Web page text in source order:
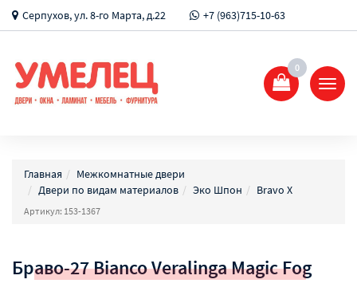
Серпухов, ул. 8-го Марта, д.22 +7 (963)715-10-63
0
Главная
Межкомнатные двери
Двери по видам материалов
Эко Шпон Bravo X
Артикул: 153-1367
Браво-27 Bianco Veralinga Magic Fog